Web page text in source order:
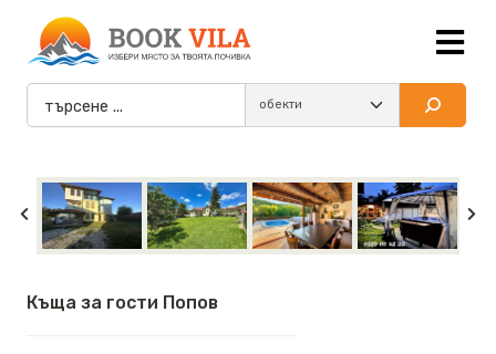
Къща за гости Попов